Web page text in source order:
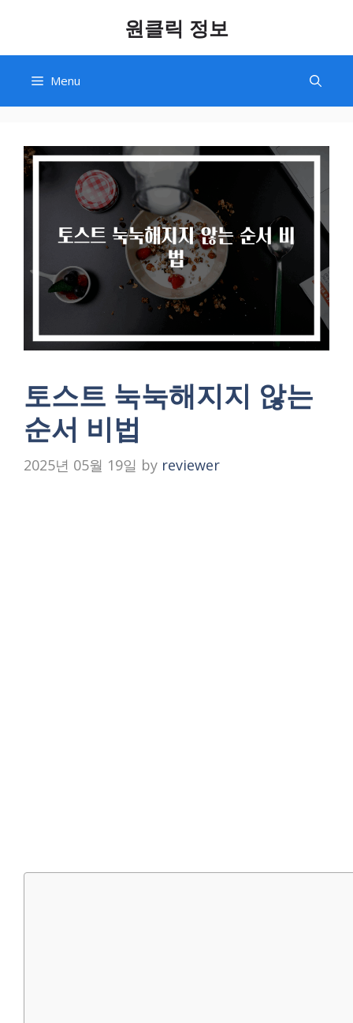
content
원클릭 정보
Menu
토스트 눅눅해지지 않는
순서 비법
2025년 05월 19일 by reviewer